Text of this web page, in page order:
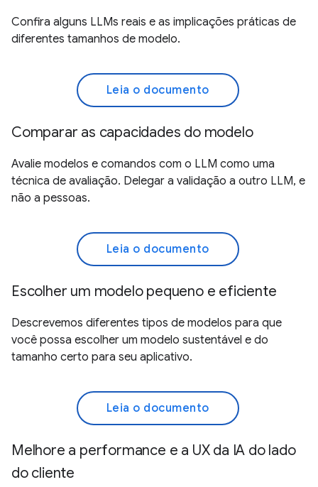
Confira alguns LLMs reais e as implicações práticas de
diferentes tamanhos de modelo.
Leia o documento
Comparar as capacidades do modelo
Avalie modelos e comandos com o LLM como uma
técnica de avaliação. Delegar a validação a outro LLM, e
não a pessoas.
Leia o documento
Escolher um modelo pequeno e eficiente
Descrevemos diferentes tipos de modelos para que
você possa escolher um modelo sustentável e do
tamanho certo para seu aplicativo.
Leia o documento
Melhore a performance e a UX da IA do lado
do cliente